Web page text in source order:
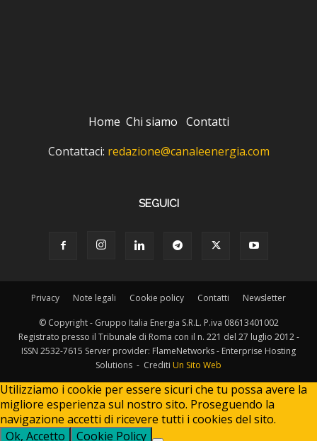
Home Chi siamo Contatti
Contattaci: redazione@canaleenergia.com
SEGUICI
Privacy Note legali Cookie policy Contatti Newsletter
© Copyright - Gruppo Italia Energia S.R.L. P.iva 08613401002
Registrato presso il Tribunale di Roma con il n. 221 del 27 luglio 2012 -
ISSN 2532-7615 Server provider: FlameNetworks - Enterprise Hosting
Solutions - Crediti Un Sito Web
Utilizziamo i cookie per essere sicuri che tu possa avere la
migliore esperienza sul nostro sito. Proseguendo la
navigazione accetti di ricevere tutti i cookies del sito.
Ok, Accetto
Cookie Policy